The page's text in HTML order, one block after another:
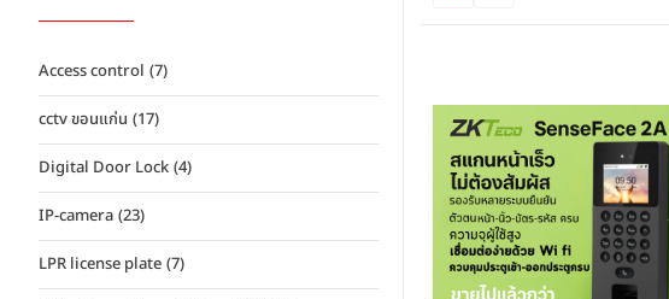
Access control (7)
cctv ขอนแก่น (17)
Digital Door Lock (4)
IP-camera (23)
LPR license plate (7)